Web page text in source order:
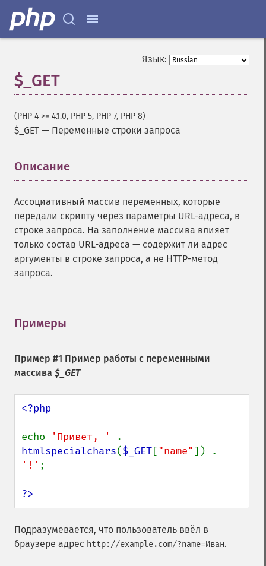
Язык:
$_GET
(PHP 4 >= 4.1.0, PHP 5, PHP 7, PHP 8)
$_GET — Переменные строки запроса
Описание
Ассоциативный массив переменных, которые
передали скрипту через параметры URL-адреса, в
строке запроса. На заполнение массива влияет
только состав URL-адреса — содержит ли адрес
аргументы в строке запроса, а не HTTP-метод
запроса.
Примеры
Пример #1 Пример работы с переменными
массива $_GET
<?php
echo 'Привет, '
htmlspecialchars($_GET["name"
'!' ;
?>
Подразумевается, что пользователь ввёл в
браузере адрес http://example.com/?name=Иван.